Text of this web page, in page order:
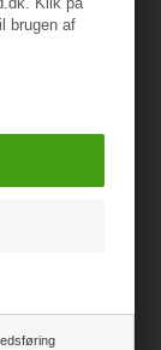
brugen af
deres barn
eller hun kan
som
de kan
godt og